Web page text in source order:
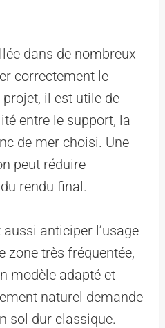
dans de nombreux
correctement le
il est utile de
entre le support, la
de mer choisi. Une
peut réduire
rendu final.
anticiper l’usage
zone très fréquentée,
modèle adapté et
naturel demande
sol dur classique.